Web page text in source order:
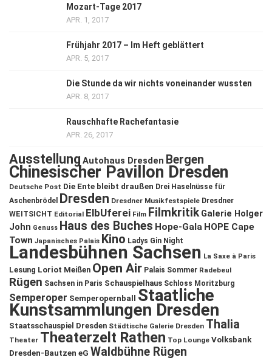
Mozart-Tage 2017
APR. 1, 2017
Frühjahr 2017 – Im Heft geblättert
APR. 5, 2017
Die Stunde da wir nichts voneinander wussten
APR. 8, 2017
Rauschhafte Rachefantasie
APR. 26, 2017
Ausstellung Autohaus Dresden Bergen
Chinesischer Pavillon Dresden
Deutsche Post Die Ente bleibt draußen Drei Haselnüsse für
Aschenbrödel
Dresden Dresdner Musikfestspiele Dresdner
WEITSICHT Editorial ElbUferei Film Filmkritik Galerie Holger
John Genuss Haus des Buches Hope-Gala HOPE Cape
Town Japanisches Palais Kino Ladys Gin Night
Landesbühnen Sachsen La Saxe à Paris
Lesung Loriot Meißen Open Air Palais Sommer Radebeul
Rügen Sachsen in Paris Schauspielhaus Schloss Moritzburg
Semperoper Semperopernball Staatliche
Kunstsammlungen Dresden
Staatsschauspiel Dresden Städtische Galerie Dresden Thalia
Theater Theaterzelt Rathen Top Lounge Volksbank
Dresden-Bautzen eG Waldbühne Rügen